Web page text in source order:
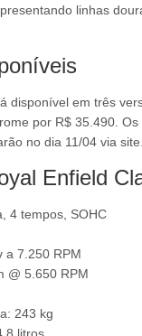
linhas
disponível em três
por R$ 35.490.
no dia 11/04 via site.
Enfield
4 tempos, SOHC
a 7.250 RPM
@ 5.650 RPM
243 kg